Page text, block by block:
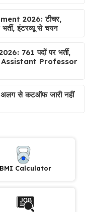
2026: टीचर,
इंटरव्यू से चयन
761 पदों पर भर्ती,
Professor
अलग से कटऑफ जारी नहीं
BMI Calculator